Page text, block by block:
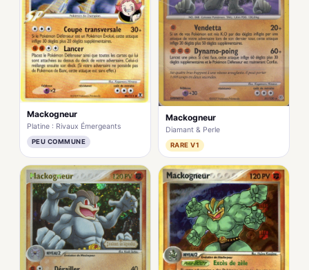
Mackogneur
Platine : Rivaux Émergeants
PEU COMMUNE
Mackogneur
Diamant & Perle
RARE V1